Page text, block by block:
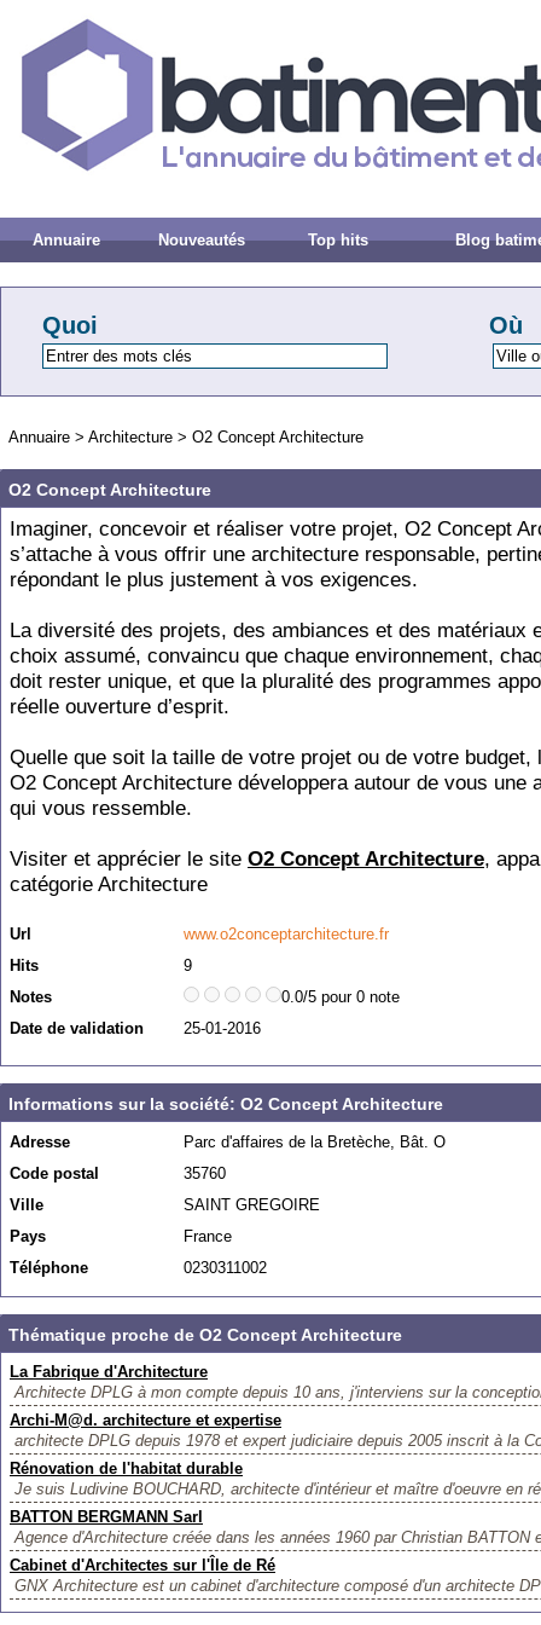
Annuaire Nouveautés Top hits Blog
Quoi Où
Annuaire > Architecture > O2 Concept Architecture
O2 Concept Architecture
Imaginer, concevoir et réaliser votre projet, O2 Concept
s’attache à vous offrir une architecture responsable,
répondant le plus justement à vos exigences.
La diversité des projets, des ambiances et des matériaux
choix assumé, convaincu que chaque environnement,
doit rester unique, et que la pluralité des programmes
réelle ouverture d’esprit.
Quelle que soit la taille de votre projet ou de votre budget,
O2 Concept Architecture développera autour de vous une
qui vous ressemble.
Visiter et apprécier le site O2 Concept Architecture,
catégorie Architecture
Url
www.o2conceptarchitecture.fr
Hits
9
Notes
0.0/5 pour 0 note
Date de validation
25-01-2016
Informations sur la société: O2 Concept Architecture
Adresse
Parc d'affaires de la Bretèche, Bât. O
Code postal
35760
Ville
SAINT GREGOIRE
Pays
France
Téléphone
0230311002
Thématique proche de O2 Concept Architecture
La Fabrique d'Architecture
Architecte DPLG à mon compte depuis 10 ans, j'interviens sur la
Archi-M@d. architecture et expertise
architecte DPLG depuis 1978 et expert judiciaire depuis 2005 inscrit à la
Rénovation de l'habitat durable
Je suis Ludivine BOUCHARD, architecte d'intérieur et maître d'oeuvre en
BATTON BERGMANN Sarl
Agence d'Architecture créée dans les années 1960 par Christian BATTON
Cabinet d'Architectes sur l'Île de Ré
GNX Architecture est un cabinet d'architecture composé d'un architecte